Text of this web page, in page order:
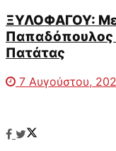
ΞΥΛΟΦΑΓΟΥ:
Παπαδόπουλος
Πατάτας
7 Αυγούστου,